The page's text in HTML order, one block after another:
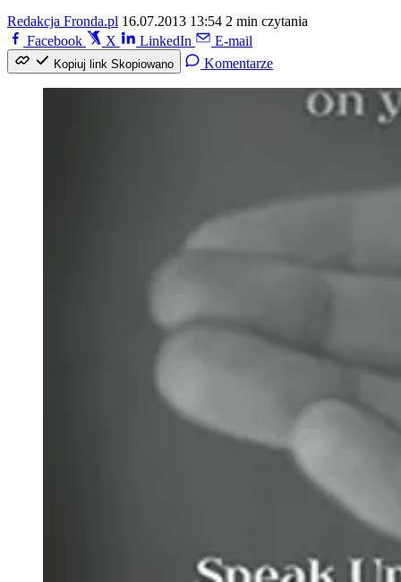
Redakcja Fronda.pl 16.07.2013 13:54 2 min czytania
Facebook
X LinkedIn E-mail
Kopiuj link Skopiowano Komentarze